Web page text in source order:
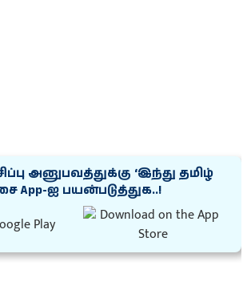
அனுபவத்துக்கு ‘இந்து தமிழ்
App-ஐ பயன்படுத்துக..!